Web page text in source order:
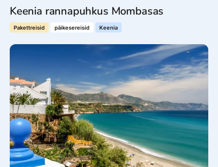
Keenia rannapuhkus Mombasas
Pakettreisid päikesereisid Keenia